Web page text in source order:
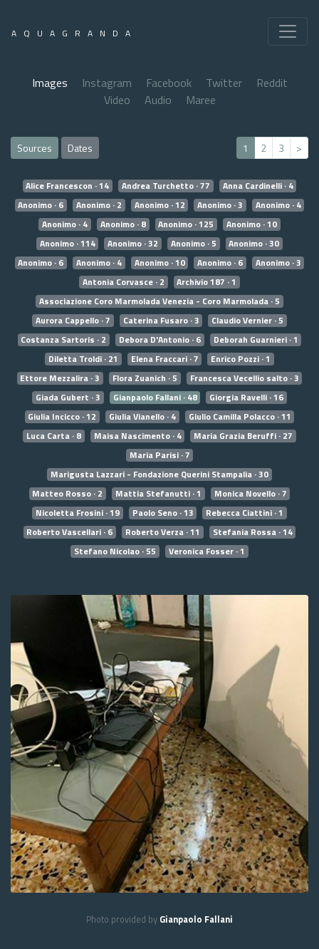
AQUAGRANDA
Images Instagram Facebook Twitter
Reddit
Video
Audio Maree
Sources Dates 1 2 3 >
Alice Francescon · 14 Andrea Turchetto · 77
Anna Cardinelli · 4
Anonimo · 6
Anonimo · 2 Anonimo · 12 Anonimo · 3
Anonimo · 4
Anonimo · 4
Anonimo · 8 Anonimo · 125
Anonimo · 10
Anonimo · 114
Anonimo · 32 Anonimo · 5
Anonimo · 30
Anonimo · 6
Anonimo · 4 Anonimo · 10 Anonimo · 6
Anonimo · 3
Antonia Corvasce · 2
Archivio 187 · 1
Associazione Coro Marmolada Venezia - Coro Marmolada · 5
Aurora Cappello · 7
Caterina Fusaro · 3
Claudio Vernier · 5
Costanza Sartoris · 2
Debora D'Antonio · 6
Deborah Guarnieri · 1
Diletta Troldi · 21
Elena Fraccari · 7
Enrico Pozzi · 1
Ettore Mezzalira · 3
Flora Zuanich · 5
Francesca Vecellio salto · 3
Giada Gubert · 3
Gianpaolo Fallani · 48
Giorgia Ravelli · 16
Giulia Incicco · 12
Giulia Vianello · 4
Giulio Camilla Polacco · 11
Luca Carta · 8
Maisa Nascimento · 4
Maria Grazia Beruffi · 27
Maria Parisi · 7
Marigusta Lazzari - Fondazione Querini Stampalia · 30
Matteo Rosso · 2
Mattia Stefanutti · 1
Monica Novello · 7
Nicoletta Frosini · 19
Paolo Seno · 13
Rebecca Ciattini · 1
Roberto Vascellari · 6
Roberto Verza · 11
Stefania Rossa · 14
Stefano Nicolao · 55
Veronica Fosser · 1
Photo provided by Gianpaolo Fallani